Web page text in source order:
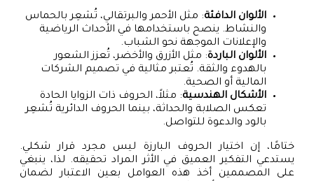
الألوان الدافئة: مثل الأحمر والبرتقالي، تُشعِر بالحماس
والنشاط. ينصح باستخدامها في الأحداث الرياضية
والإعلانات الموجهة نحو الشباب.
الألوان الباردة: مثل الأزرق والأخضر، تُعزز الشعور
بالهدوء والثقة. تُعتبر مثالية في تصميم الشركات
المالية أو الصحية.
الأشكال الهندسية: مثلاً، الحروف ذات الزوايا الحادة
تعكس الصلابة والحداثة، بينما الحروف الدائرية تُشعِر
بالود والدعوة للتواصل.
ختامًا، إن اختيار الحروف البارزة ليس مجرد قرار شكلي.
يستدعي التفكير العميق في الأثر المراد تحقيقه. لذا، ينبغي
على المصممين أخذ هذه العوامل بعين الاعتبار لضمان